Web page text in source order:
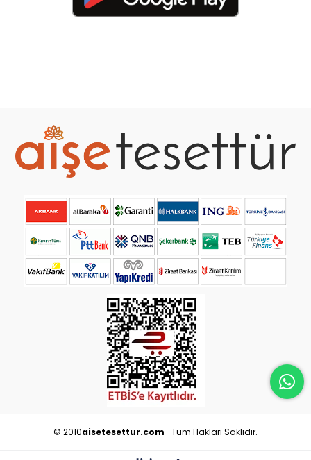
© 2010aisetesettur.com- Tüm Hakları Saklıdır.